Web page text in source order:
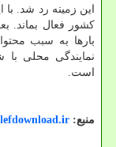
این زمینه رد شد. با
کشور فعال بماند.
بارها به سبب
نمایندگی محلی
است.
منبع: